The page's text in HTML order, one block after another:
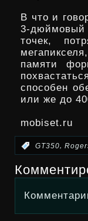
В что и
3-
точек,
памяти
способен
или же до
mobiset.ru
GT350,